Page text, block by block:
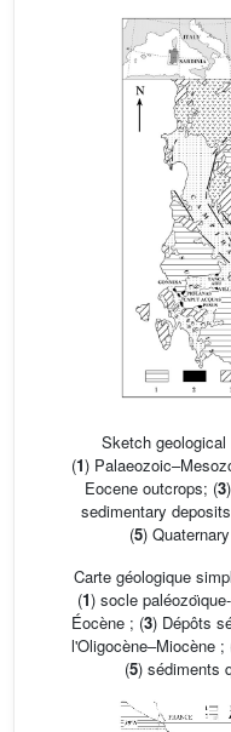
Sketch
(1)
Eocene outcrops; (3
sedimentary
(5)
Carte géologique
(1) socle
Éocène ; (3) Dépôts
l'Oligocène–Miocène ;
(5) sédiments